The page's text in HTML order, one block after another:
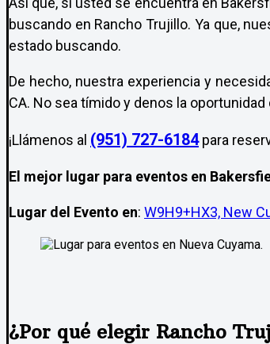
buscando en Rancho Trujillo. Ya que,
estado buscando.
De hecho, nuestra experiencia y
CA. No sea tímido y denos la
¡Llámenos al (951) 727-6184para
El mejor lugar para eventos en
Lugar del Evento en: W9H9+HX3, New
¿Por qué elegir Rancho